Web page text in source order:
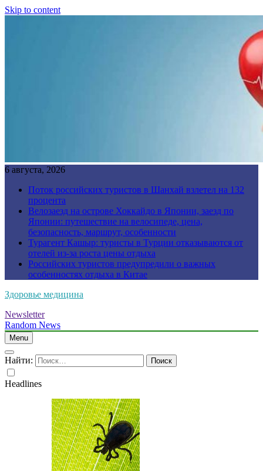
Skip to content
6 августа, 2026
Поток российских туристов в Шанхай взлетел на 132
процента
Велозаезд на острове Хоккайдо в Японии, заезд по
Японии: путешествие на велосипеде, цена,
безопасность, маршрут, особенности
Турагент Кашыр: туристы в Турции отказываются от
отелей из-за роста цены отдыха
Российских туристов предупредили о важных
особенностях отдыха в Китае
Здоровье медицина
Newsletter
Random News
Menu
Найти:
Headlines